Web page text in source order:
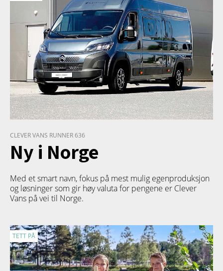
CLEVER VANS RUNNER 636
Ny i Norge
Med et smart navn, fokus på mest mulig egenproduksjon
og løsninger som gir høy valuta for pengene er Clever
Vans på vei til Norge.
TETT PÅ